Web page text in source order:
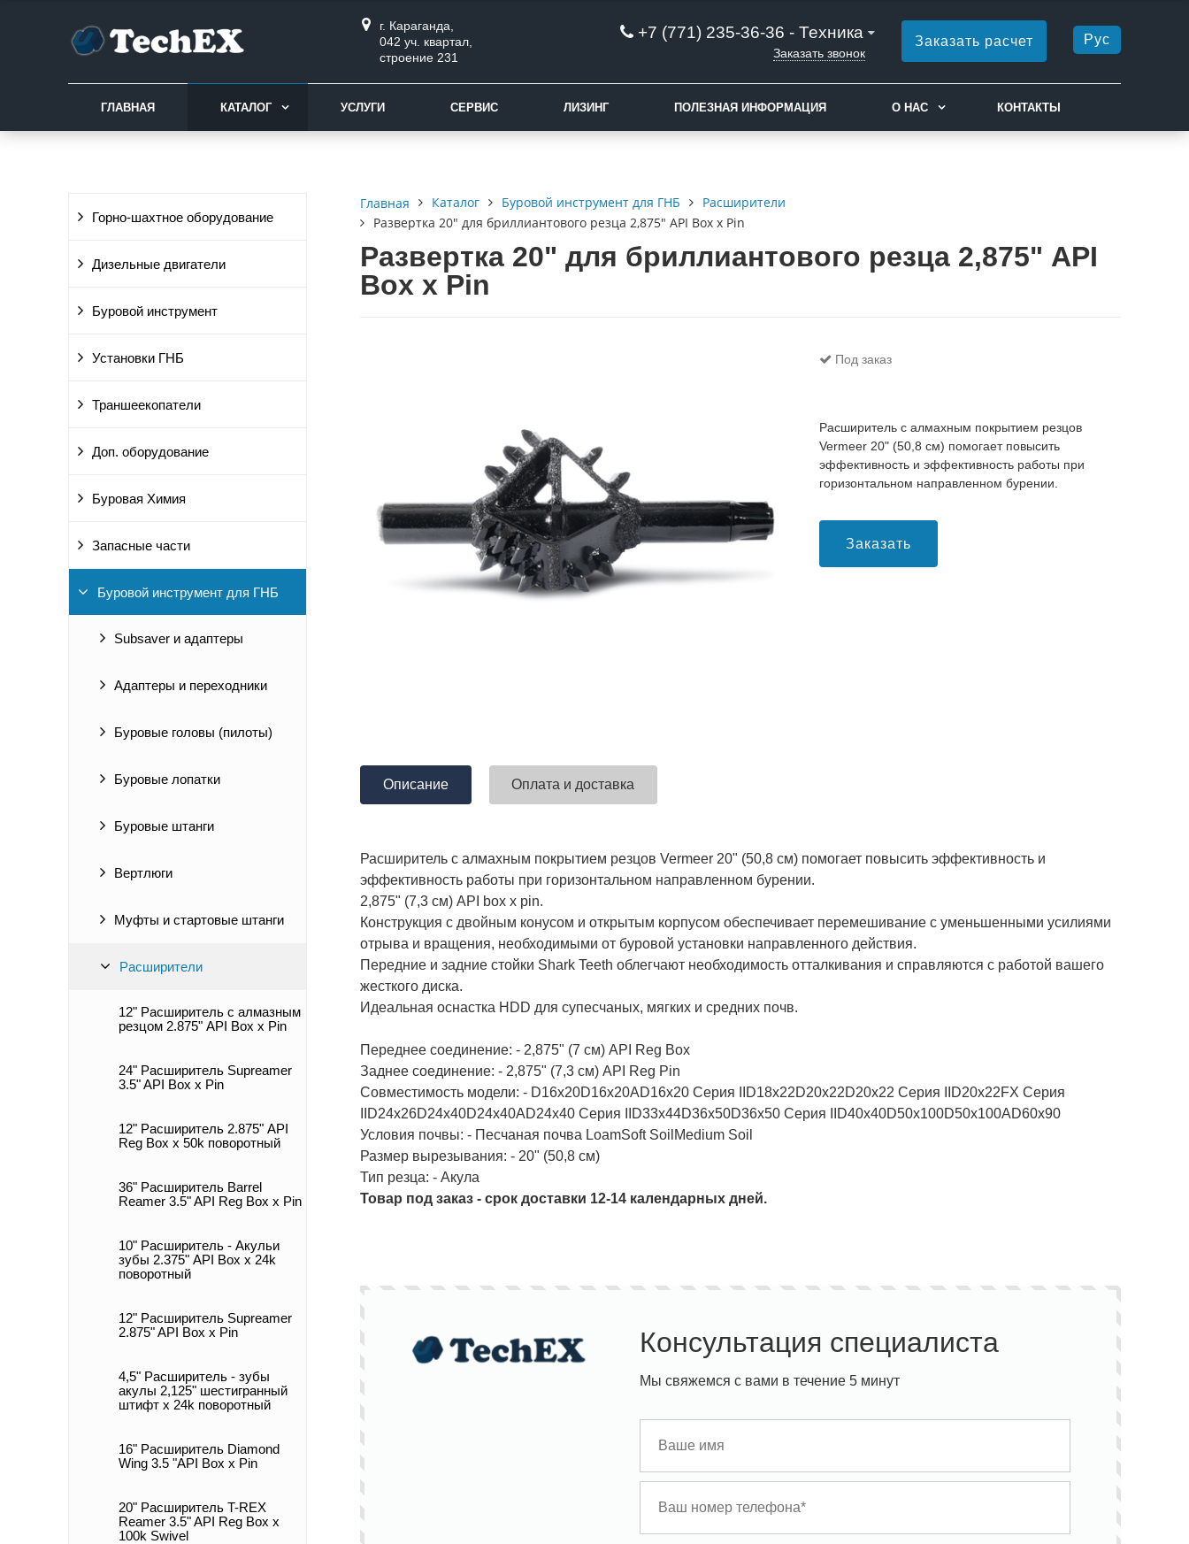
г. Караганда,
042 уч. квартал,
строение 231
+7 (771) 235-36-36 - Техника
Заказать звонок
Заказать расчет Рус
ГЛАВНАЯ КАТАЛОГ УСЛУГИ СЕРВИС ЛИЗИНГ ПОЛЕЗНАЯ ИНФОРМАЦИЯ О НАС КОНТАКТЫ
Горно-шахтное оборудование
Дизельные двигатели
Буровой инструмент
Установки ГНБ
Траншеекопатели
Доп. оборудование
Буровая Химия
Запасные части
Буровой инструмент для ГНБ
Subsaver и адаптеры
Адаптеры и переходники
Буровые головы (пилоты)
Буровые лопатки
Буровые штанги
Вертлюги
Муфты и стартовые штанги
Расширители
12" Расширитель с алмазным
резцом 2.875" API Box x Pin
24" Расширитель Supreamer
3.5" API Box x Pin
12" Расширитель 2.875" API
Reg Box x 50k поворотный
36" Расширитель Barrel
Reamer 3.5" API Reg Box x Pin
10" Расширитель - Акульи
зубы 2.375" API Box x 24k
поворотный
12" Расширитель Supreamer
2.875" API Box x Pin
4,5" Расширитель - зубы
акулы 2,125" шестигранный
штифт x 24k поворотный
16" Расширитель Diamond
Wing 3.5 "API Box x Pin
20" Расширитель T-REX
Reamer 3.5" API Reg Box x
100k Swivel
Главная Каталог Буровой инструмент для ГНБ
Расширители
Развертка 20" для бриллиантового резца 2,875" API Box x Pin
Развертка 20" для бриллиантового резца 2,875" API
Box x Pin
Под заказ
Расширитель c алмахным покрытием резцов
Vermeer 20" (50,8 см) помогает повысить
эффективность и эффективность работы при
горизонтальном направленном бурении.
Заказать
Описание Оплата и доставка
Расширитель c алмахным покрытием резцов Vermeer 20" (50,8 см) помогает повысить эффективность и
эффективность работы при горизонтальном направленном бурении.
2,875" (7,3 см) API box x pin.
Конструкция с двойным конусом и открытым корпусом обеспечивает перемешивание с уменьшенными усилиями
отрыва и вращения, необходимыми от буровой установки направленного действия.
Передние и задние стойки Shark Teeth облегчают необходимость отталкивания и справляются с работой вашего
жесткого диска.
Идеальная оснастка HDD для супесчаных, мягких и средних почв.
Переднее соединение: - 2,875" (7 см) API Reg Box
Заднее соединение: - 2,875" (7,3 см) API Reg Pin
Совместимость модели: - D16x20D16x20AD16x20 Серия IID18x22D20x22D20x22 Серия IID20x22FX Серия
IID24x26D24x40D24x40AD24x40 Серия IID33x44D36x50D36x50 Серия IID40x40D50x100D50x100AD60x90
Условия почвы: - Песчаная почва LoamSoft SoilMedium Soil
Размер вырезывания: - 20" (50,8 см)
Тип резца: - Акула
Товар под заказ - срок доставки 12-14 календарных дней.
Консультация специалиста
Мы свяжемся с вами в течение 5 минут